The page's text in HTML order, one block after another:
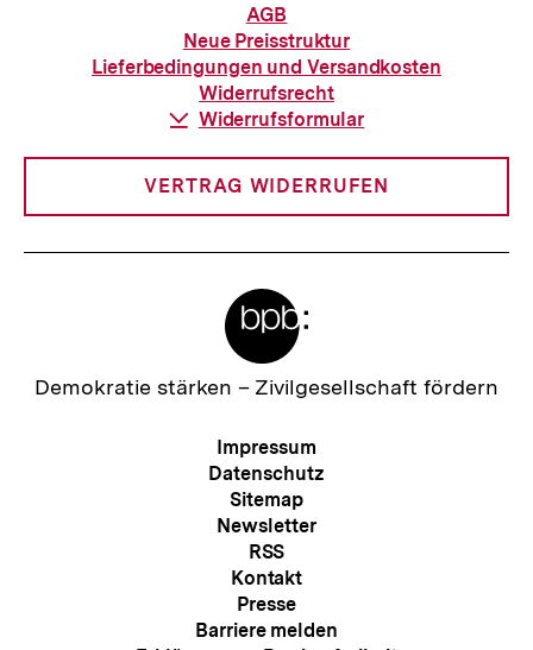
Informationen
zur
Bestellung
AGB
Neue Preisstruktur
Lieferbedingungen und Versandkosten
Widerrufsrecht
Download-
Widerrufsformular
VERTRAG WIDERRUFEN
Zur
Demokratie stärken – Zivilgesellschaft fördern
Meta-
Navigation
Impressum
Datenschutz
Sitemap
Newsletter
RSS
Kontakt
Presse
Barriere melden